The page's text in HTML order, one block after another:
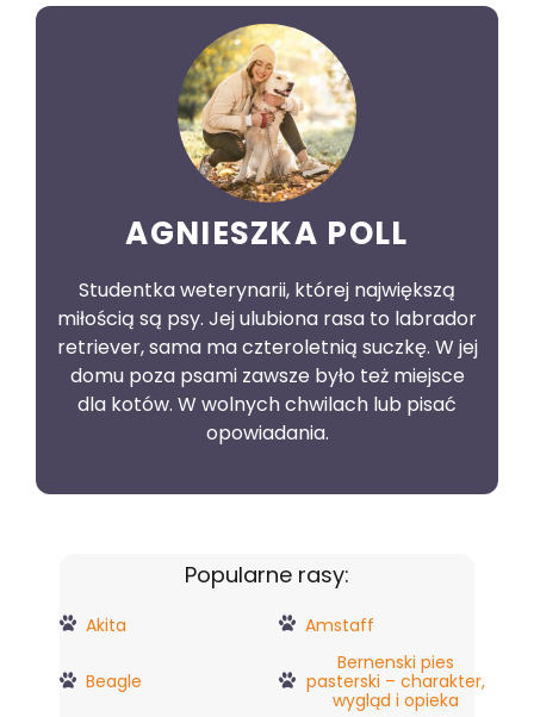
AGNIESZKA POLL
Studentka weterynarii, której największą
miłością są psy. Jej ulubiona rasa to labrador
retriever, sama ma czteroletnią suczkę. W jej
domu poza psami zawsze było też miejsce
dla kotów. W wolnych chwilach lub pisać
opowiadania.
Popularne rasy:
Akita Amstaff
Beagle
Bernenski pies
pasterski – charakter,
wygląd i opieka